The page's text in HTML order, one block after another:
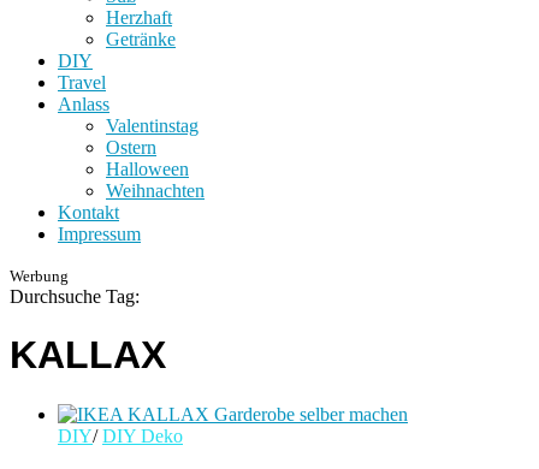
Herzhaft
Getränke
DIY
Travel
Anlass
Valentinstag
Ostern
Halloween
Weihnachten
Kontakt
Impressum
Werbung
Durchsuche Tag:
KALLAX
DIY/ DIY Deko